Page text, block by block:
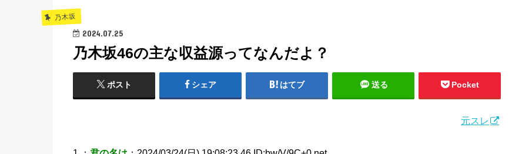
乃木坂
2024.07.25
乃木坂46の主な収益源ってなんだよ？
ポスト シェア はてブ 送る Pocket
元スレ